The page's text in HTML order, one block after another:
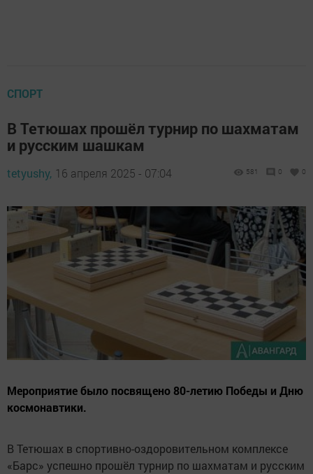
СПОРТ
В Тетюшах прошёл турнир по шахматам
и русским шашкам
tetyushy, 16 апреля 2025 - 07:04 581 0 0
Мероприятие было посвящено 80-летию Победы и Дню
космонавтики.
В Тетюшах в спортивно-оздоровительном комплексе
«Барс» успешно прошёл турнир по шахматам и русским